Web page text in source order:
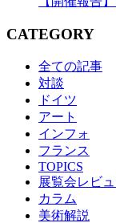
CATEGORY
全ての記事
対談
ドイツ
アート
インフォ
フランス
TOPICS
展覧会レビ
カラム
美術解説